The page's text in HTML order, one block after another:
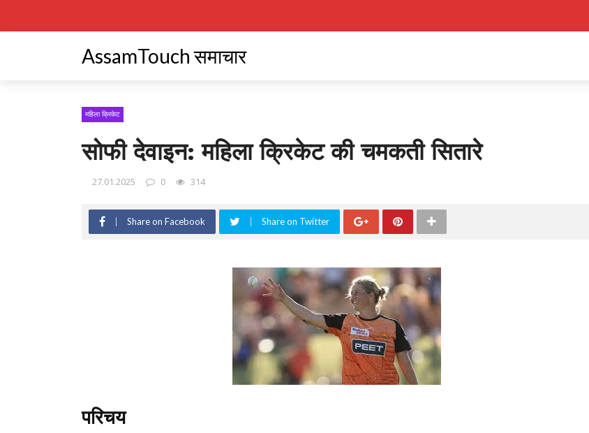
AssamTouch समाचार
महिला क्रिकेट
सोफी देवाइन: महिला क्रिकेट की चमकती सितारे
27.01.2025 0 314
Share on Facebook Share on Twitter
परिचय